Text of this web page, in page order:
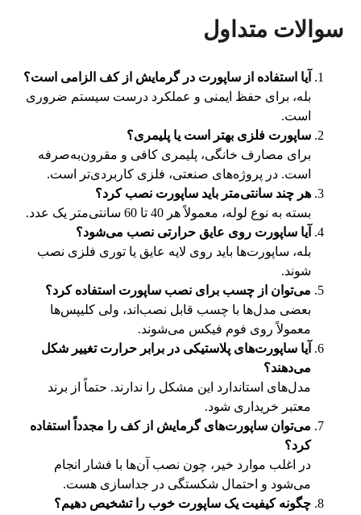
سوالات متداول
آیا استفاده از ساپورت در گرمایش از کف الزامی است؟
بله، برای حفظ ایمنی و عملکرد درست سیستم ضروری
است.
ساپورت فلزی بهتر است یا پلیمری؟
برای مصارف خانگی، پلیمری کافی و مقرون‌به‌صرفه
است. در پروژه‌های صنعتی، فلزی کاربردی‌تر است.
هر چند سانتی‌متر باید ساپورت نصب کرد؟
بسته به نوع لوله، معمولاً هر 40 تا 60 سانتی‌متر یک عدد.
آیا ساپورت روی عایق حرارتی نصب می‌شود؟
بله، ساپورت‌ها باید روی لایه عایق یا توری فلزی نصب
شوند.
می‌توان از چسب برای نصب ساپورت استفاده کرد؟
بعضی مدل‌ها با چسب قابل نصب‌اند، ولی کلیپس‌ها
معمولاً روی فوم فیکس می‌شوند.
آیا ساپورت‌های پلاستیکی در برابر حرارت تغییر شکل
می‌دهند؟
مدل‌های استاندارد این مشکل را ندارند. حتماً از برند
معتبر خریداری شود.
می‌توان ساپورت‌های گرمایش از کف را مجدداً استفاده
کرد؟
در اغلب موارد خیر، چون نصب آن‌ها با فشار انجام
می‌شود و احتمال شکستگی در جداسازی هست.
چگونه کیفیت یک ساپورت خوب را تشخیص دهیم؟